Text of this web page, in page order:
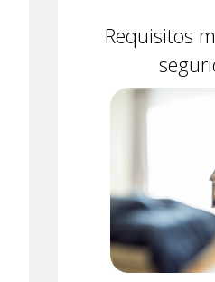
Requisitos